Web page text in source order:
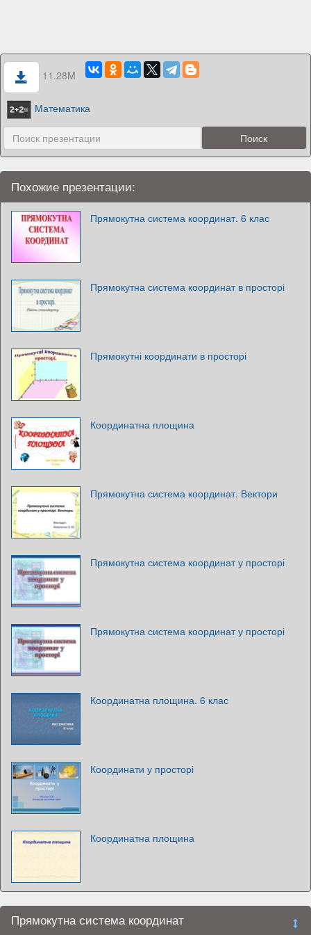
11.28M
Математика
Похожие презентации:
Прямокутна система координат. 6 клас
Прямокутна система координат в просторі
Прямокутні координати в просторі
Координатна площина
Прямокутна система координат. Вектори
Прямокутна система координат у просторі
Прямокутна система координат у просторі
Координатна площина. 6 клас
Координати у просторі
Координатна площина
Прямокутна система координат